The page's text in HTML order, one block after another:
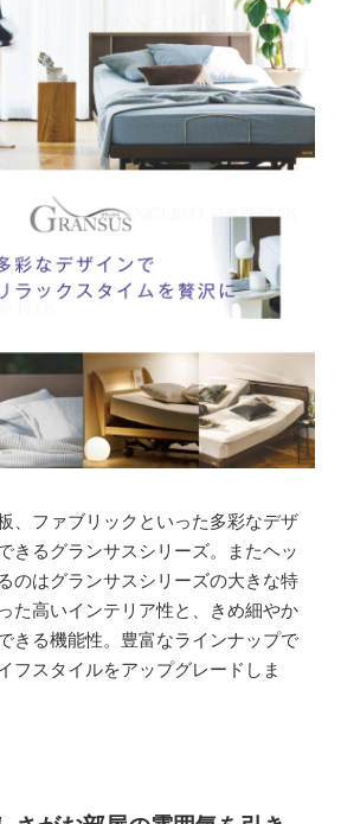
、ファブリックといった多彩なデザ
きるグランサスシリーズ。またヘッ
のはグランサスシリーズの大きな特
た高いインテリア性と、きめ細やか
きる機能性。豊富なラインナップで
フスタイルをアップグレードしま